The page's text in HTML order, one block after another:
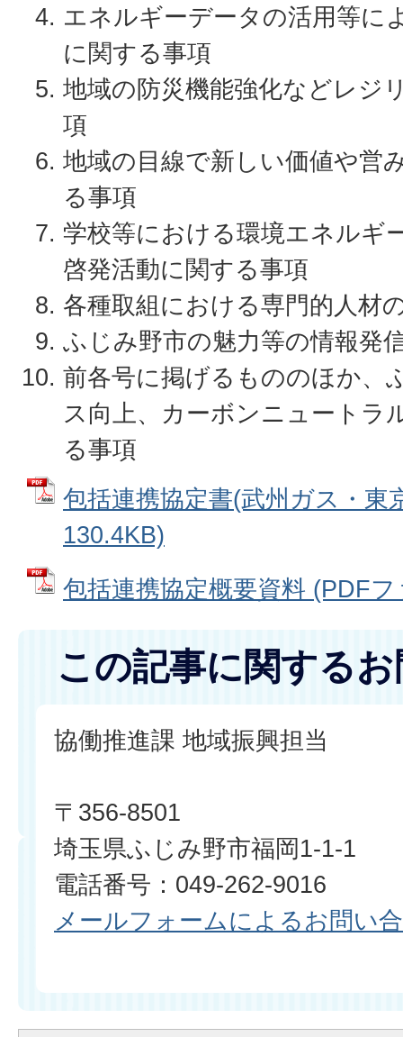
エネルギーデータの活用等に
に関する事項
地域の防災機能強化などレジ
項
地域の目線で新しい価値や営
る事項
学校等における環境エネルギ
啓発活動に関する事項
各種取組における専門的人材
ふじみ野市の魅力等の情報発
前各号に掲げるもののほか、
ス向上、カーボンニュートラ
る事項
包括連携協定書(武州ガス・東
130.4KB)
包括連携協定概要資料 (PDF
この記事に関する
協働推進課 地域振興担当
〒356-8501
埼玉県ふじみ野市福岡1-1-1
電話番号：049-262-9016
メールフォームによるお問い